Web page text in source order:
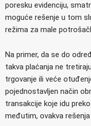
poresku evidenciju,
moguće rešenje u tom
režima za male
Na primer, da se do
takva plaćanja ne
trgovanje ili veće
pojednostavljen način
transakcije koje idu
međutim, ovakva